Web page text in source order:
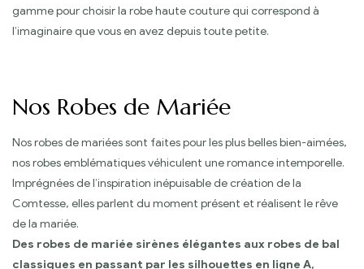
gamme pour choisir la robe haute couture qui correspond à
l’imaginaire que vous en avez depuis toute petite.
Nos Robes de Mariée
Nos robes de mariées sont faites pour les plus belles bien-aimées,
nos robes emblématiques véhiculent une romance intemporelle.
Imprégnées de l’inspiration inépuisable de création de la
Comtesse, elles parlent du moment présent et réalisent le rêve
de la mariée.
Des robes de mariée sirènes élégantes aux robes de bal
classiques en passant par les silhouettes en ligne A,